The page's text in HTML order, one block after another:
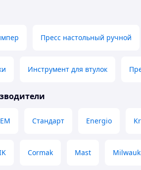
Пресс настольный ручной
Инструмент для втулок
Стандарт Energio
Cormak Mast